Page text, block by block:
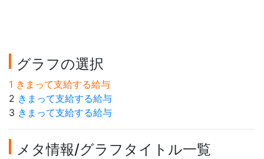
グラフの選択
1 きまって支給する給与
2 きまって支給する給与
3 きまって支給する給与
メタ情報/グラフタイトル一覧